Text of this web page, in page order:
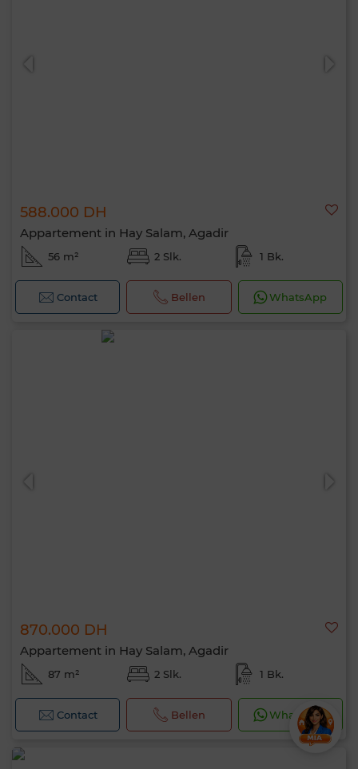
588.000 DH
Appartement in Hay Salam, Agadir
56 m² 2 Slk. 1 Bk.
Contact Bellen WhatsApp
870.000 DH
Appartement in Hay Salam, Agadir
87 m² 2 Slk. 1 Bk.
Contact Bellen WhatsApp